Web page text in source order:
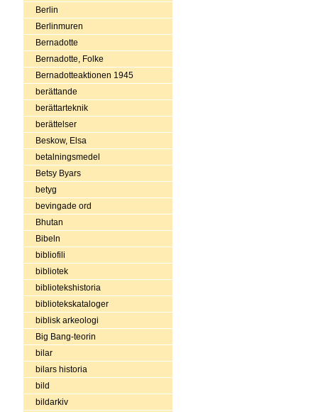
Berlin
Berlinmuren
Bernadotte
Bernadotte, Folke
Bernadotteaktionen 1945
berättande
berättarteknik
berättelser
Beskow, Elsa
betalningsmedel
Betsy Byars
betyg
bevingade ord
Bhutan
Bibeln
bibliofili
bibliotek
bibliotekshistoria
bibliotekskataloger
biblisk arkeologi
Big Bang-teorin
bilar
bilars historia
bild
bildarkiv